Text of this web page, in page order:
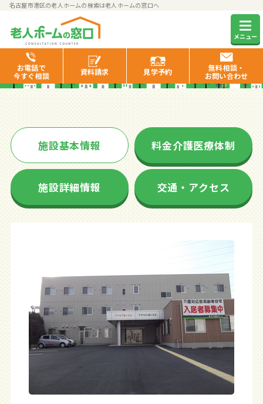
名古屋市港区の老人ホームの検索は老人ホームの窓口へ
メニュー
お電話で
今すぐ相談
資料請求 見学予約
無料相談・
お問い合わせ
アイシア港いろは
施設基本情報 料金介護医療体制
施設詳細情報 交通・アクセス